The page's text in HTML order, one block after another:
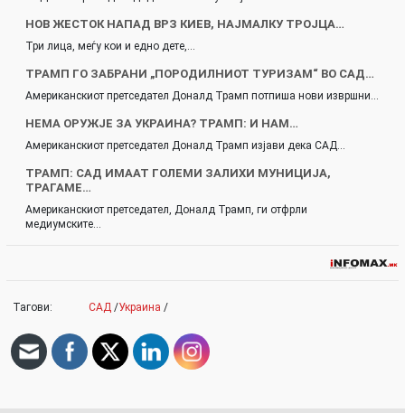
НОВ ЖЕСТОК НАПАД ВРЗ КИЕВ, НАЈМАЛКУ ТРОЈЦА…
Три лица, меѓу кои и едно дете,…
ТРАМП ГО ЗАБРАНИ „ПОРОДИЛНИОТ ТУРИЗАМ“ ВО САД…
Американскиот претседател Доналд Трамп потпиша нови извршни…
НЕМА ОРУЖЈЕ ЗА УКРАИНА? ТРАМП: И НАМ…
Американскиот претседател Доналд Трамп изјави дека САД…
ТРАМП: САД ИМААТ ГОЛЕМИ ЗАЛИХИ МУНИЦИЈА,
ТРАГАМЕ…
Американскиот претседател, Доналд Трамп, ги отфрли
медиумските…
Тагови: САД /Украина /